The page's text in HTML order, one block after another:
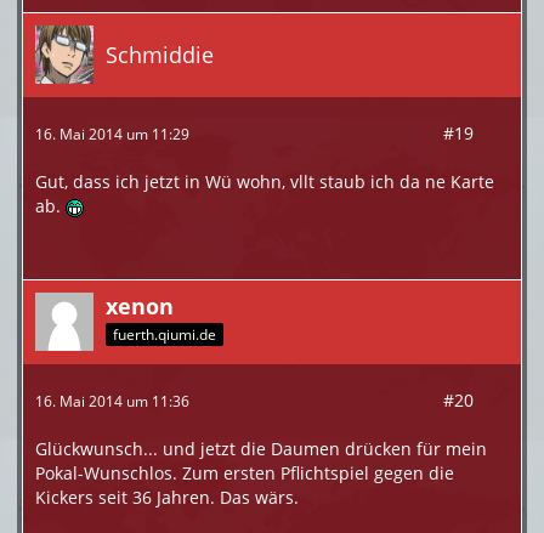
Schmiddie
16. Mai 2014 um 11:29 #19
Gut, dass ich jetzt in Wü wohn, vllt staub ich da ne Karte
ab.
xenon
fuerth.qiumi.de
16. Mai 2014 um 11:36 #20
Glückwunsch... und jetzt die Daumen drücken für mein
Pokal-Wunschlos. Zum ersten Pflichtspiel gegen die
Kickers seit 36 Jahren. Das wärs.